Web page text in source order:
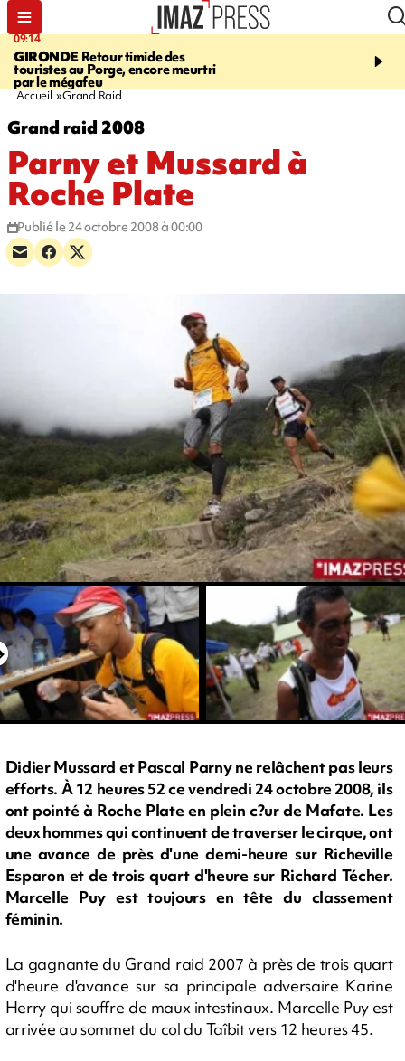
09:14
GIRONDE Retour timide des
touristes au Porge, encore meurtri
par le mégafeu
13:09
Des
font cinq morts en
Accueil Grand Raid
Grand raid 2008
Parny et Mussard à
Roche Plate
Publié le 24 octobre 2008 à 00:00
Didier Mussard et Pascal Parny ne relâchent pas leurs
efforts. À 12 heures 52 ce vendredi 24 octobre 2008, ils
ont pointé à Roche Plate en plein c?ur de Mafate. Les
deux hommes qui continuent de traverser le cirque, ont
une avance de près d'une demi-heure sur Richeville
Esparon et de trois quart d'heure sur Richard Técher.
Marcelle Puy est toujours en tête du classement
féminin.
La gagnante du Grand raid 2007 à près de trois quart
d'heure d'avance sur sa principale adversaire Karine
Herry qui souffre de maux intestinaux. Marcelle Puy est
arrivée au sommet du col du Taîbit vers 12 heures 45.